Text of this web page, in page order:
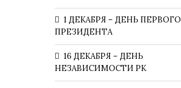
1 ДЕКАБРЯ – ДЕНЬ ПЕРВОГО
ПРЕЗИДЕНТА
16 ДЕКАБРЯ – ДЕНЬ
НЕЗАВИСИМОСТИ РК